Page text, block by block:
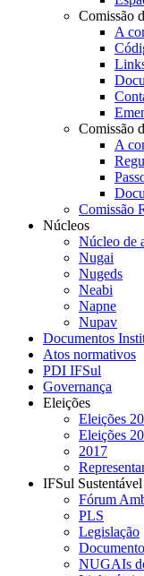
Comissão
A
Comissão
A
Comissão
Núcleos
Núcleo de
Nugai
Nugeds
Neabi
Napne
Nupav
Documentos
Atos normativos
PDI IFSul
Governança
Eleições
Eleições
Eleições
2017
IFSul Sustentável
Fórum
PLS
Legislação
NUGAIs